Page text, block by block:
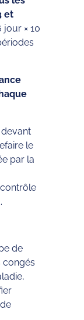
et
jour × 10
le
par la
de
congés